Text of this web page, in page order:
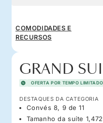
COMODIDADES E
RECURSOS
GRAND
OFERTA POR TEMPO LIMITADO
DESTAQUES DA CATEGORIA
Convés 8, 9 de 11
Tamanho da suíte